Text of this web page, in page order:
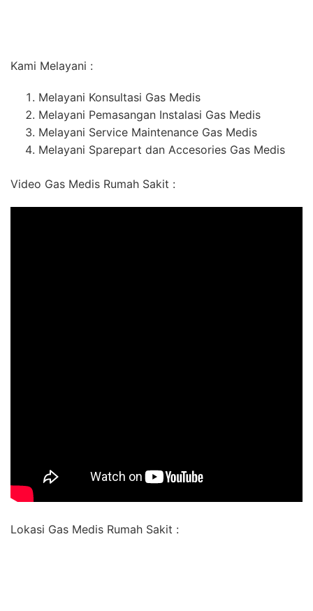
Kami Melayani :
Melayani Konsultasi Gas Medis
Melayani Pemasangan Instalasi Gas Medis
Melayani Service Maintenance Gas Medis
Melayani Sparepart dan Accesories Gas Medis
Video Gas Medis Rumah Sakit :
Lokasi Gas Medis Rumah Sakit :